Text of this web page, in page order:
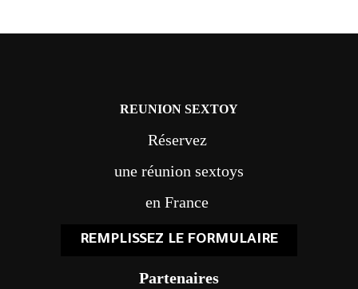
REUNION SEXTOY
Réservez
une réunion sextoys
en France
REMPLISSEZ LE FORMULAIRE
Partenaires